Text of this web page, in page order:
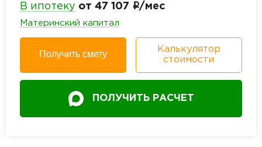
В ипотеку от 47 107 i/мес
Материнский капитал
Получить смету
Калькулятор
стоимости
ПОЛУЧИТЬ РАСЧЕТ